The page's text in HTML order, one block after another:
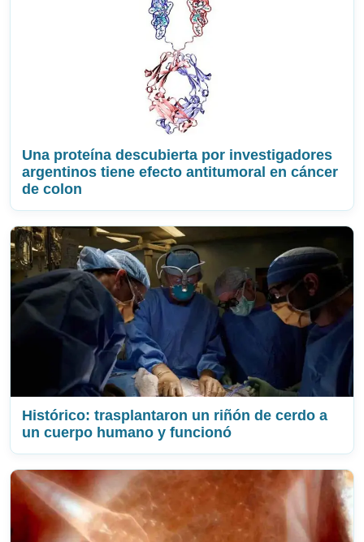
Una proteína descubierta por investigadores
argentinos tiene efecto antitumoral en cáncer
de colon
Histórico: trasplantaron un riñón de cerdo a
un cuerpo humano y funcionó